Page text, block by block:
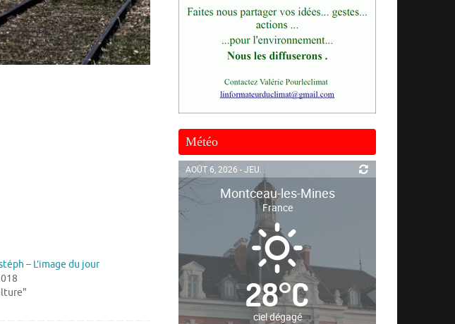
– L’image du jour
Météo
AOÛT 6, 2026 - JEU.
Montceau-les-Mines
France
28°C
ciel dégagé